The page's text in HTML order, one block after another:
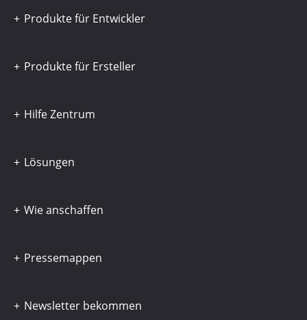
Produkte für Entwickler
Produkte für Ersteller
Hilfe Zentrum
Lösungen
Wie anschaffen
Pressemappen
Newsletter bekommen